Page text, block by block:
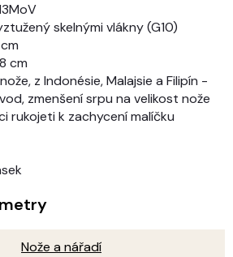
skelnými vlákny (G10)
cm
z Indonésie, Malajsie a Filipín -
zmenšení srpu na velikost nože
rukojeti k zachycení malíčku
Nože a nářadí